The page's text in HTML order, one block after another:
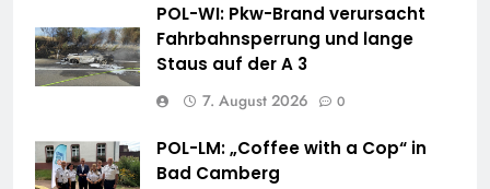
POL-WI: Pkw-Brand verursacht
Fahrbahnsperrung und lange
Staus auf der A 3
7. August 2026 0
POL-LM: „Coffee with a Cop“ in
Bad Camberg